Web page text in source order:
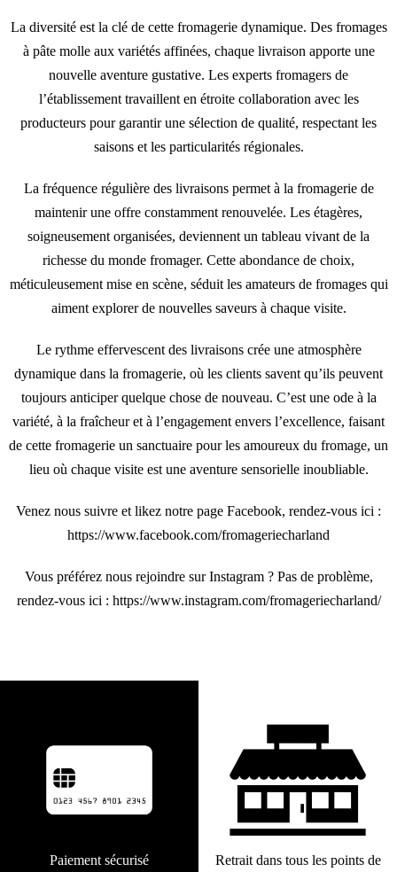
La diversité est la clé de cette fromagerie dynamique. Des fromages
à pâte molle aux variétés affinées, chaque livraison apporte une
nouvelle aventure gustative. Les experts fromagers de
l’établissement travaillent en étroite collaboration avec les
producteurs pour garantir une sélection de qualité, respectant les
saisons et les particularités régionales.
La fréquence régulière des livraisons permet à la fromagerie de
maintenir une offre constamment renouvelée. Les étagères,
soigneusement organisées, deviennent un tableau vivant de la
richesse du monde fromager. Cette abondance de choix,
méticuleusement mise en scène, séduit les amateurs de fromages qui
aiment explorer de nouvelles saveurs à chaque visite.
Le rythme effervescent des livraisons crée une atmosphère
dynamique dans la fromagerie, où les clients savent qu’ils peuvent
toujours anticiper quelque chose de nouveau. C’est une ode à la
variété, à la fraîcheur et à l’engagement envers l’excellence, faisant
de cette fromagerie un sanctuaire pour les amoureux du fromage, un
lieu où chaque visite est une aventure sensorielle inoubliable.
Venez nous suivre et likez notre page Facebook, rendez-vous ici :
https://www.facebook.com/fromageriecharland
Vous préférez nous rejoindre sur Instagram ? Pas de problème,
rendez-vous ici : https://www.instagram.com/fromageriecharland/
Paiement sécurisé
Retrait dans tous les points de